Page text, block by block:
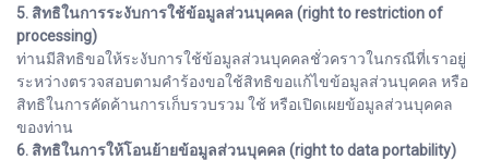
5. สิทธิในการระงับการใช้ข้อมูลส่วนบุคคล (right to restriction of
processing)
ท่านมีสิทธิขอให้ระงับการใช้ข้อมูลส่วนบุคคลชั่วคราวในกรณีที่เราอยู่
ระหว่างตรวจสอบตามคำร้องขอใช้สิทธิขอแก้ไขข้อมูลส่วนบุคคล หรือ
สิทธิในการคัดค้านการเก็บรวบรวม ใช้ หรือเปิดเผยข้อมูลส่วนบุคคล
ของท่าน
6. สิทธิในการให้โอนย้ายข้อมูลส่วนบุคคล (right to data portability)